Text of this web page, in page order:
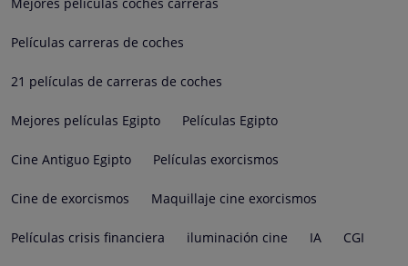
Películas carreras de coches
21 películas de carreras de coches
Mejores películas Egipto Películas Egipto
Cine Antiguo Egipto Películas exorcismos
Cine de exorcismos Maquillaje cine exorcismos
Películas crisis financiera iluminación cine IA CGI